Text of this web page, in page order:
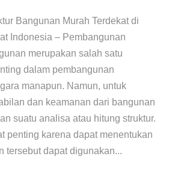
Bangunan Murah Terdekat di
Indonesia – Pembangunan
merupakan salah satu
dalam pembangunan
manapun. Namun, untuk
dan keamanan dari bangunan
suatu analisa atau hitung struktur.
penting karena dapat menentukan
tersebut dapat digunakan...